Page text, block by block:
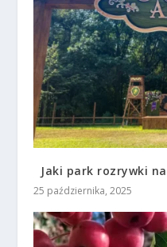
Jaki park rozrywki
25 października, 2025